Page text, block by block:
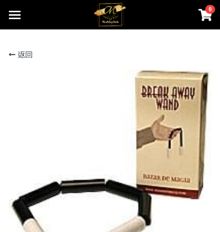
0
首頁
關於我們
課程收費
鄧鏡波書院 60鑽禧校慶
STEM魔術班
魔術表演
專業魔術表演
長者學苑-長幼共融計劃
返回
×
商品分類
所有商品分類